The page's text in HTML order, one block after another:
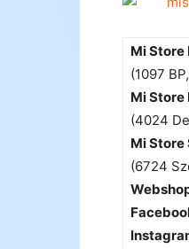
Mi Store
(1097
Mi Store
(4024
Mi Store
(6724